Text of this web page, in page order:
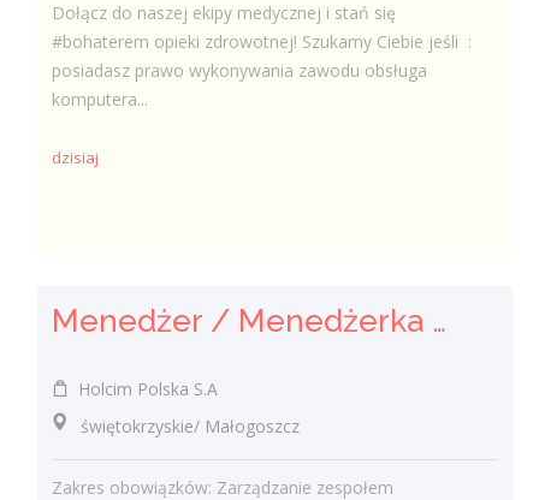
Dołącz do naszej ekipy medycznej i stań się
#bohaterem opieki zdrowotnej! Szukamy Ciebie jeśli ​ :
posiadasz prawo wykonywania zawodu obsługa
komputera...
dzisiaj
Menedżer / Menedżerka Zespołu Strategii Komercyjnej i Kontraktowania
Holcim Polska S.A
świętokrzyskie/ Małogoszcz
Zakres obowiązków: Zarządzanie zespołem